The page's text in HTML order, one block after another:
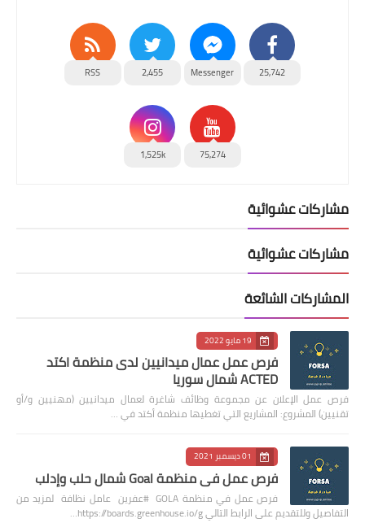
25,742
Messenger
2,455
RSS
75,274
1,525k
مشاركات عشوائية
مشاركات عشوائية
المشاركات الشائعة
19 مايو 2022
فرص عمل عمال ميدانيين لدى منظمة اكتد
ACTED شمال سوريا
فرص عمل الإعلان عن مجموعة وظائف شاغرة لعمال ميدانيين (مهنيين و/أو
تقنيين) المشروع: المشاريع التي تغطيها منظمة أكتد في …
01 ديسمبر 2021
فرص عمل في منظمة Goal شمال حلب وإدلب
فرص عمل في منظمة GOLA #عفرين عامل نظافة لمزيد من
التفاصيل وللتقديم على الرابط التالي https://boards.greenhouse.io/g…